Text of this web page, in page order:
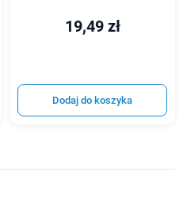
19,49 zł
Dodaj do koszyka